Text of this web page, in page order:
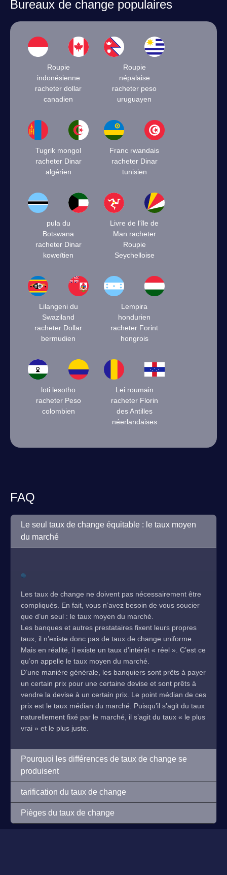
Bureaux de change populaires
Roupie
indonésienne
racheter dollar
canadien
Roupie
népalaise
racheter peso
uruguayen
Tugrik mongol
racheter Dinar
algérien
Franc rwandais
racheter Dinar
tunisien
pula du
Botswana
racheter Dinar
koweïtien
Livre de l'île de
Man racheter
Roupie
Seychelloise
Lilangeni du
Swaziland
racheter Dollar
bermudien
Lempira
hondurien
racheter Forint
hongrois
loti lesotho
racheter Peso
colombien
Lei roumain
racheter Florin
des Antilles
néerlandaises
FAQ
Le seul taux de change équitable : le taux moyen
du marché
Les taux de change ne doivent pas nécessairement être
compliqués. En fait, vous n’avez besoin de vous soucier
que d’un seul : le taux moyen du marché.
Les banques et autres prestataires fixent leurs propres
taux, il n’existe donc pas de taux de change uniforme.
Mais en réalité, il existe un taux d’intérêt « réel ». C’est ce
qu’on appelle le taux moyen du marché.
D’une manière générale, les banquiers sont prêts à payer
un certain prix pour une certaine devise et sont prêts à
vendre la devise à un certain prix. Le point médian de ces
prix est le taux médian du marché. Puisqu’il s’agit du taux
naturellement fixé par le marché, il s’agit du taux « le plus
vrai » et le plus juste.
Pourquoi les différences de taux de change se
produisent
tarification du taux de change
Pièges du taux de change